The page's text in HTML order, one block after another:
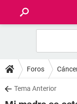
FORUMS
SALUD
Foros
Tema Anterior